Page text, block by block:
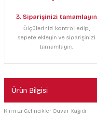
3. Siparişinizi tamamlayın
Ölçülerinizi kontrol edip,
sepete ekleyin ve siparişinizi
tamamlayın.
Ürün Bilgisi
Kırmızı Gelincikler Duvar Kağıdı